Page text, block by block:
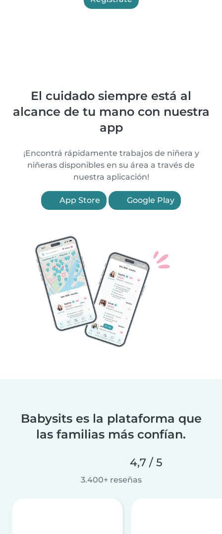
El cuidado siempre está al
alcance de tu mano con nuestra
app
¡Encontrá rápidamente trabajos de niñera y
niñeras disponibles en su área a través de
nuestra aplicación!
App Store Google Play
Babysits es la plataforma que
las familias más confían.
4,7 / 5
3.400+ reseñas